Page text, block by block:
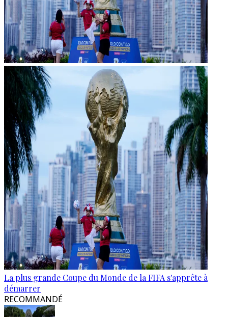
La plus grande Coupe du Monde de la FIFA s'apprête à
démarrer
RECOMMANDÉ